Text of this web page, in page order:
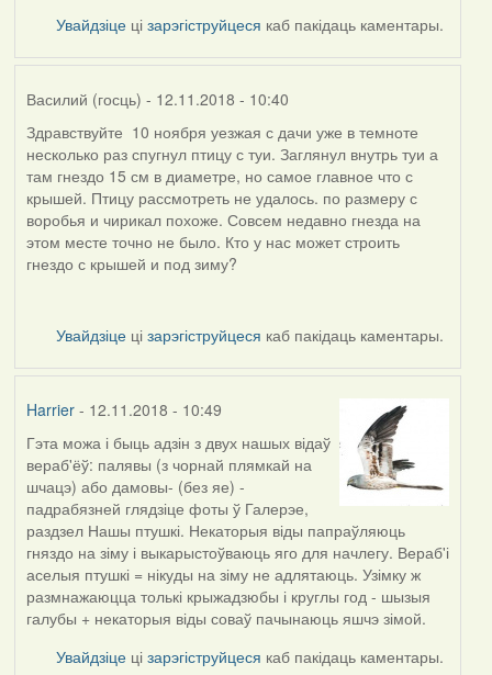
HarrierУвайдзіце цізарэгіструйцеся каб пакідаць каментары.
Василий (госць) - 12.11.2018 - 10:40
Здравствуйте 10 ноября уезжая с дачи уже в темноте
несколько раз спугнул птицу с туи. Заглянул внутрь туи а
там гнездо 15 см в диаметре, но самое главное что с
крышей. Птицу рассмотреть не удалось. по размеру с
воробья и чирикал похоже. Совсем недавно гнезда на
этом месте точно не было. Кто у нас может строить
гнездо с крышей и под зиму?
Увайдзіце цізарэгіструйцеся каб пакідаць каментары.
Harrier- 12.11.2018 - 10:49
Гэта можа і быць адзін з двух нашых відаў
вераб'ёў: палявы (з чорнай плямкай на
шчацэ) або дамовы- (без яе) -
падрабязней глядзіце фоты ў Галерэе,
раздзел Нашы птушкі. Некаторыя віды папраўляюць
гняздо на зіму і выкарыстоўваюць яго для начлегу. Вераб'і
аселыя птушкі = нікуды на зіму не адлятаюць. Узімку ж
размнажаюцца толькі крыжадзюбы і круглы год - шызыя
галубы + некаторыя віды соваў пачынаюць яшчэ зімой.
Увайдзіце цізарэгіструйцеся каб пакідаць каментары.